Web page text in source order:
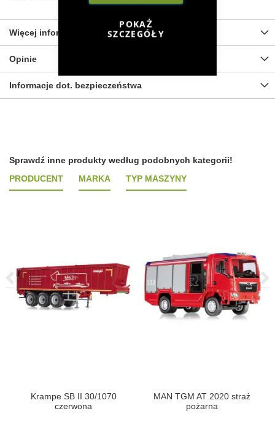
POKAŻ
SZCZEGÓŁY
Więcej informacji
Opinie
Informacje dot. bezpieczeństwa
Sprawdź inne produkty według podobnych kategorii!
PRODUCENT
MARKA TYP MASZYNY
Krampe SB II 30/1070
czerwona
MAN TGM AT 2020 straż
pożarna